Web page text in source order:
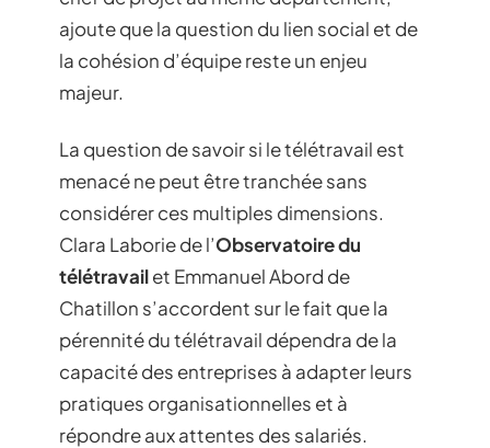
ajoute que la question du lien social et de
la cohésion d’équipe reste un enjeu
majeur.
La question de savoir si le télétravail est
menacé ne peut être tranchée sans
considérer ces multiples dimensions.
Clara Laborie de l’Observatoire du
télétravailet Emmanuel Abord de
Chatillon s’accordent sur le fait que la
pérennité du télétravail dépendra de la
capacité des entreprises à adapter leurs
pratiques organisationnelles et à
répondre aux attentes des salariés.